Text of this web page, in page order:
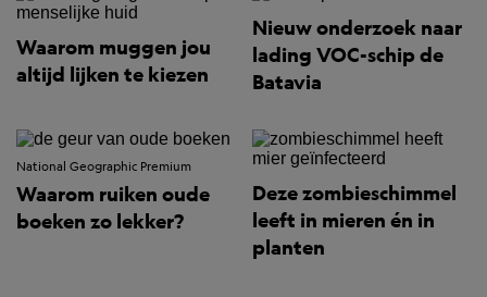
Waarom muggen jou
altijd lijken te kiezen
Nieuw onderzoek naar
lading VOC-schip de
Batavia
National Geographic Premium
Waarom ruiken oude
boeken zo lekker?
Deze zombieschimmel
leeft in mieren én in
planten